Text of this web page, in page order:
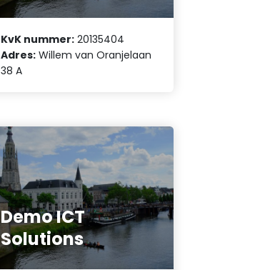
KvK nummer: 20135404
Adres: Willem van Oranjelaan
38 A
Demo ICT
Solutions